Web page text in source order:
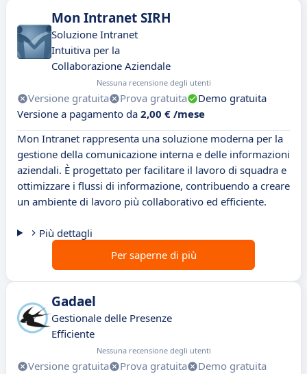
Mon Intranet SIRH
Soluzione Intranet
Intuitiva per la
Collaborazione Aziendale
Nessuna recensione degli utenti
Versione gratuita Prova gratuita
Demo gratuita
Versione a pagamento da 2,00 € /mese
Mon Intranet rappresenta una soluzione moderna per la
gestione della comunicazione interna e delle informazioni
aziendali. È progettato per facilitare il lavoro di squadra e
ottimizzare i flussi di informazione, contribuendo a creare
un ambiente di lavoro più collaborativo ed efficiente.
Più dettagli
Per saperne di più
Gadael
Gestionale delle Presenze
Efficiente
Nessuna recensione degli utenti
Versione gratuita Prova gratuita
Demo gratuita